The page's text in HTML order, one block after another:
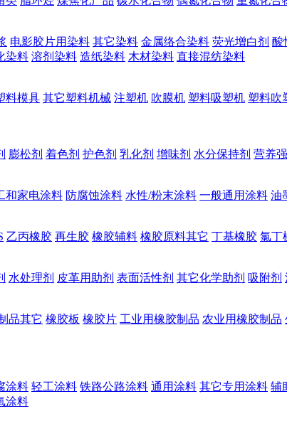
电影胶片用染料 其它染料 金属络合染料 荧光增白剂 酸
染料 溶剂染料 造纸染料 木材染料 直接混纺染料
料模具 其它塑料机械 注塑机 吹膜机 塑料吸塑机 塑料吹
膨松剂 着色剂 护色剂 乳化剂 增味剂 水分保持剂 营养
和家电涂料 防腐蚀涂料 水性/粉末涂料 一般通用涂料 油
乙丙橡胶 再生胶 橡胶辅料 橡胶原料其它 丁基橡胶 氯丁
水处理剂 皮革用助剂 表面活性剂 其它化学助剂 吸附剂
品其它 橡胶板 橡胶片 工业用橡胶制品 农业用橡胶制品
涂料 轻工涂料 铁路公路涂料 通用涂料 其它专用涂料 辅
涂料